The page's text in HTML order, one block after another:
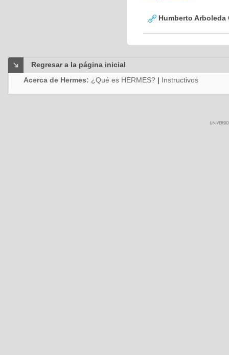
Humberto Arboleda
Regresar a la página inicial
Acerca de Hermes: ¿Qué es HERMES? | Instructivos